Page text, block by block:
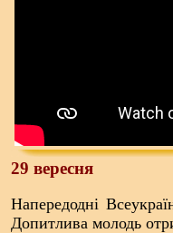
29 вересня
Напередодні
Допитлива молодь